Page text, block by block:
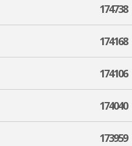
174738
174168
174106
174040
173959